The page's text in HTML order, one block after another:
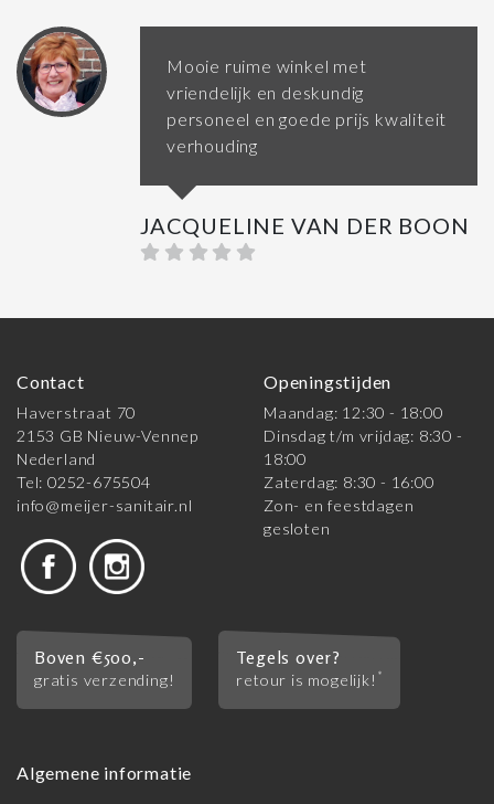
Mooie ruime winkel met
vriendelijk en deskundig
personeel en goede prijs kwaliteit
verhouding
JACQUELINE VAN DER BOON
Contact
Haverstraat 70
2153 GB Nieuw-Vennep
Nederland
Tel: 0252-675504
info@meijer-sanitair.nl
Openingstijden
Maandag: 12:30 - 18:00
Dinsdag t/m vrijdag: 8:30 -
18:00
Zaterdag: 8:30 - 16:00
Zon- en feestdagen
gesloten
Boven €500,-
gratis verzending!
Tegels over?
retour is mogelijk! *
Algemene informatie